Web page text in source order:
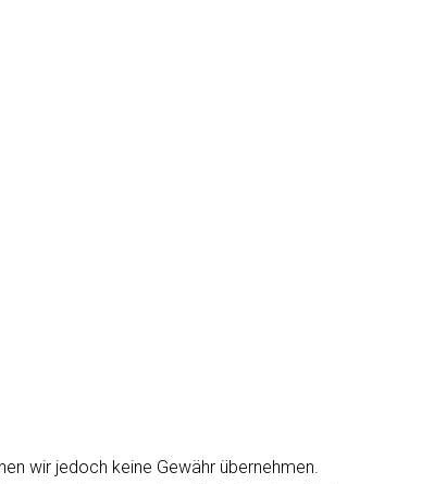
wir jedoch keine Gewähr übernehmen.